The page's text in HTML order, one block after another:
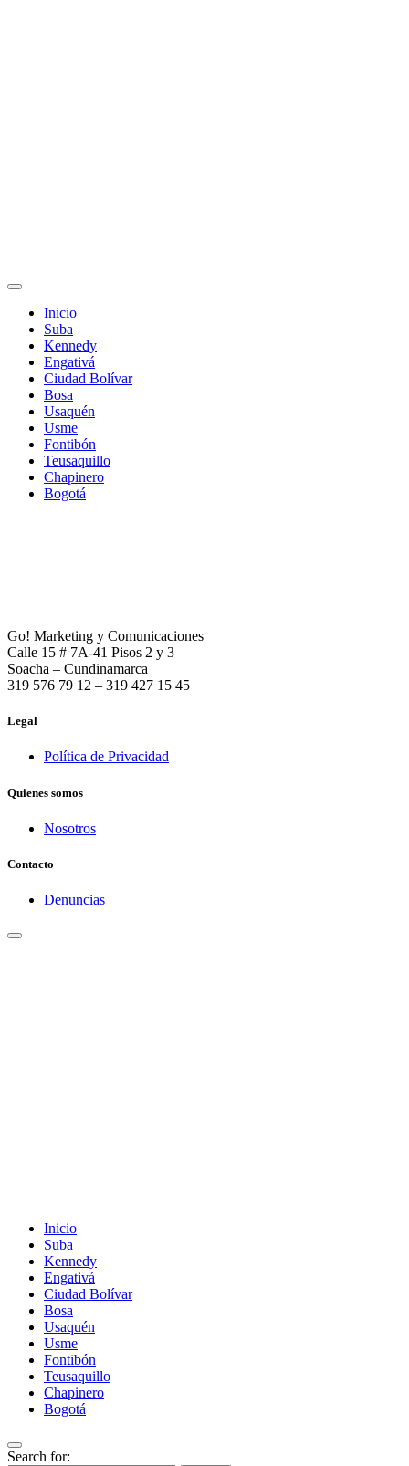
Inicio
Suba
Kennedy
Engativá
Ciudad Bolívar
Bosa
Usaquén
Usme
Fontibón
Teusaquillo
Chapinero
Bogotá
Go! Marketing y Comunicaciones
Calle 15 # 7A-41 Pisos 2 y 3
Soacha – Cundinamarca
319 576 79 12 – 319 427 15 45
Legal
Política de Privacidad
Quienes somos
Nosotros
Contacto
Denuncias
Inicio
Suba
Kennedy
Engativá
Ciudad Bolívar
Bosa
Usaquén
Usme
Fontibón
Teusaquillo
Chapinero
Bogotá
Search for: